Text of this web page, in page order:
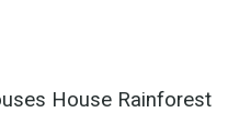
House Rainforest